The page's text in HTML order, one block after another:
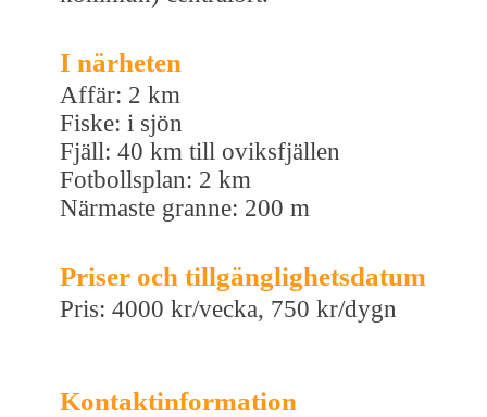
I närheten
Affär: 2 km
Fiske: i sjön
Fjäll: 40 km till oviksfjällen
Fotbollsplan: 2 km
Närmaste granne: 200 m
Priser och tillgänglighetsdatum
Pris: 4000 kr/vecka, 750 kr/dygn
Kontaktinformation